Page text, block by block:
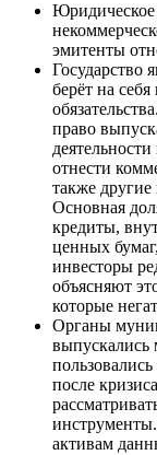
эмитенты
Государство
берёт на
право
отнести
также
Основная
кредиты,
ценных
инвесторы
объясняют
которые
Органы
выпускались
после
инструменты.
активам